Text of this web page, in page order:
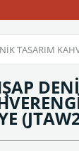
TASARIM